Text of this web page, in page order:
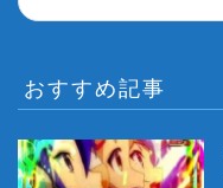
おすすめ記事